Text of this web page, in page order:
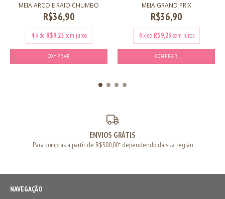
MEIA ARCO E RAIO CHUMBO
R$36,90
4 x de R$9,23 sem juros
COMPRAR
MEIA GRAND PRIX
R$36,90
4 x de R$9,23 sem juros
COMPRAR
ENVIOS GRÁTIS
Para compras a partir de R$300,00* dependendo da sua região
NAVEGAÇÃO